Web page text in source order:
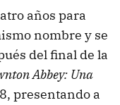
años para
nombre y se
del final de la
Abbey: Una
presentando a